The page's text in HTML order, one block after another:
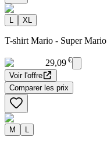
L XL
T-shirt Mario - Super Mario
29,09 €
Voir l'offre
Comparer les prix
M